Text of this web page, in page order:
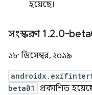
হয়েছে।
সংস্করণ 1.2.0-
১৮ ডিসেম্বর, ২০১৯
beta01
প্রকাশিত